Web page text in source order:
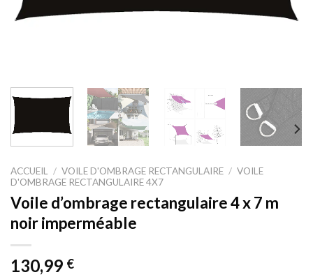
ACCUEIL / VOILE D'OMBRAGE RECTANGULAIRE / VOILE
D'OMBRAGE RECTANGULAIRE 4X7
Voile d’ombrage rectangulaire 4 x 7 m
noir imperméable
130,99 €